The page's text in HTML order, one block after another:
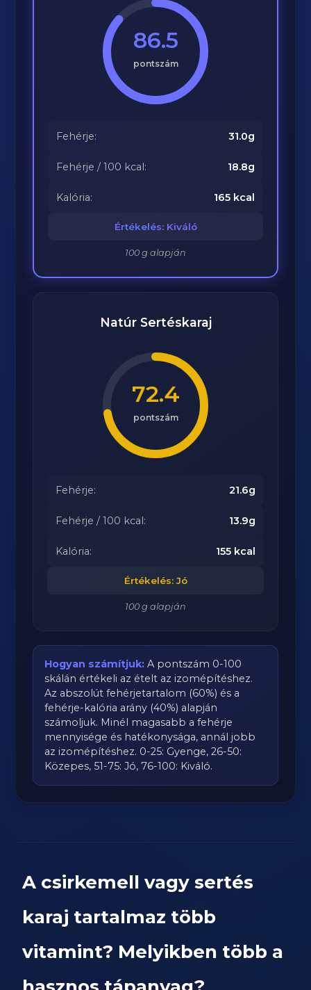
86.5
pontszám
Fehérje: 31.0g
Fehérje / 100 kcal: 18.8g
Kalória: 165 kcal
Értékelés: Kiváló
100 g alapján
Natúr Sertéskaraj
72.4
pontszám
Fehérje: 21.6g
Fehérje / 100 kcal: 13.9g
Kalória: 155 kcal
Értékelés: Jó
100 g alapján
Hogyan számítjuk: A pontszám 0-100
skálán értékeli az ételt az izomépítéshez.
Az abszolút fehérjetartalom (60%) és a
fehérje-kalória arány (40%) alapján
számoljuk. Minél magasabb a fehérje
mennyisége és hatékonysága, annál jobb
az izomépítéshez. 0-25: Gyenge, 26-50:
Közepes, 51-75: Jó, 76-100: Kiváló.
A csirkemell vagy sertés
karaj tartalmaz több
vitamint? Melyikben több a